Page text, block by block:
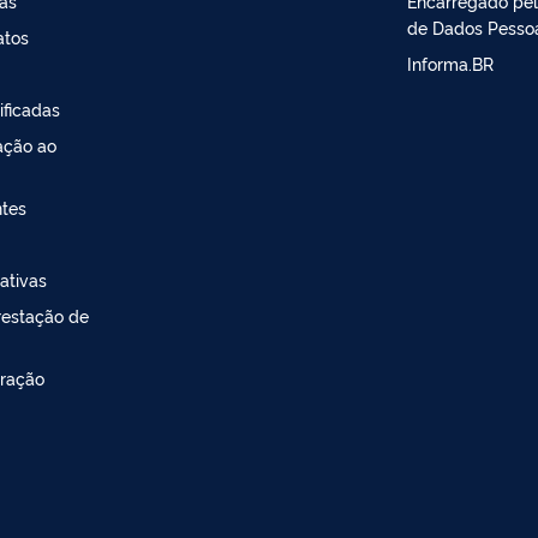
ao
de
de Dados
Informa.BR